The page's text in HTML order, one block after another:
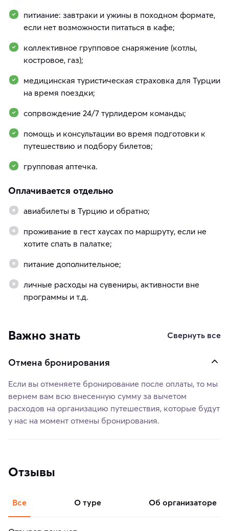
питиание: завтраки и ужины в походном формате,
если нет возможности питаться в кафе;
коллективное групповое снаряжение (котлы,
костровое, газ);
медицинская туристическая страховка для Турции
на время поездки;
сопрвождение 24/7 турлидером команды;
помощь и консультации во время подготовки к
путешествию и подбору билетов;
групповая аптечка.
Оплачивается отдельно
авиабилеты в Турцию и обратно;
проживание в гест хаусах по маршруту, если не
хотите спать в палатке;
питание дополнительное;
личные расходы на сувениры, активности вне
программы и т.д.
Важно знать Свернуть все
Отмена бронирования
Если вы отменяете бронирование после оплаты, то мы
вернем вам всю внесенную сумму за вычетом
расходов на организацию путешествия, которые будут
у нас на момент отмены бронирования.
Отзывы
Все о туре об организаторе